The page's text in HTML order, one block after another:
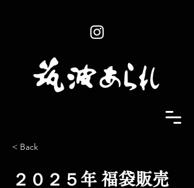
< Back
２０２５年 福袋販売